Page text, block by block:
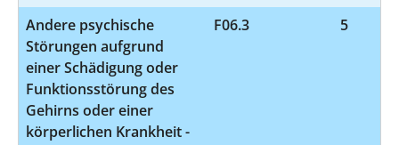
Andere psychische
Störungen aufgrund
einer Schädigung oder
Funktionsstörung des
Gehirns oder einer
körperlichen Krankheit -
F06.3 5